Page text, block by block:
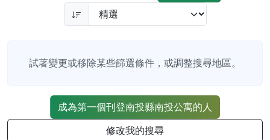
試著變更或移除某些篩選條件，或調整搜尋地區。
成為第一個刊登南投縣南投公寓的人
修改我的搜尋